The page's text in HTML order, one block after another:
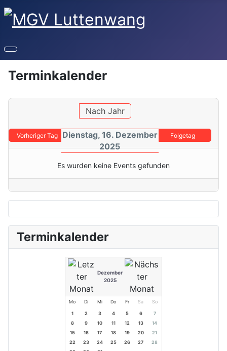
Terminkalender
Nach Jahr
Vorheriger Tag
Dienstag, 16. Dezember
2025
Folgetag
Es wurden keine Events gefunden
Terminkalender
Dezember
2025
Mo Di Mi Do Fr Sa So
1 2 3 4 5 6
7
8
9 10 11 12 13
14
15
16 17 18 19 20
21
22
23 24 25 26 27
28